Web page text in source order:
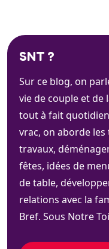
SNT ?
Sur ce blog, on
vie de couple et de
tout à fait
vrac, on aborde
travaux,
fêtes, idées de
de table,
relations avec la
Bref. Sous Notre